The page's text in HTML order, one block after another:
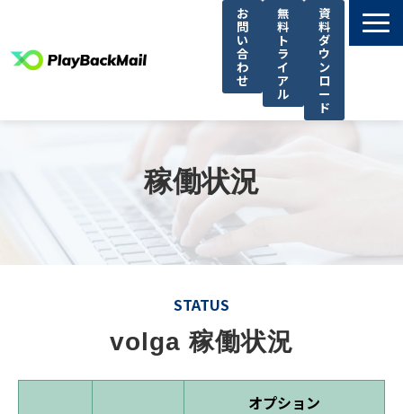
お
問
い
合
わ
せ
無
料
ト
ラ
イ
ア
ル
資
料
ダ
ウ
ン
ロ
ー
ド
PlayBackMail Onlineとは
オプション
料金・注意事項
お知らせ/リリースノート
コラム
よくあるご質問
稼働状況
STATUS
volga 稼働状況
オプション